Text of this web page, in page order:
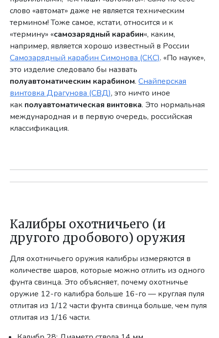
слово «автомат» даже не является техническим
термином! Тоже самое, кстати, относится и к
«термину» «самозарядный карабин«, каким,
например, является хорошо известный в России
Самозарядный карабин Симонова (СКС). «По науке»,
это изделие следовало бы назвать
полуавтоматическим карабином.Снайперская
винтовка Драгунова (СВД), это ничто иное
как полуавтоматическая винтовка. Это нормальная
международная и в первую очередь, российская
классификация.
Калибры охотничьего (и
другого дробового) оружия
Для охотничьего оружия калибры измеряются в
количестве шаров, которые можно отлить из одного
фунта свинца. Это объясняет, почему охотничье
оружие 12-го калибра больше 16-го — круглая пуля
отлитая из 1/12 части фунта свинца больше, чем пуля
отлитая из 1/16 части.